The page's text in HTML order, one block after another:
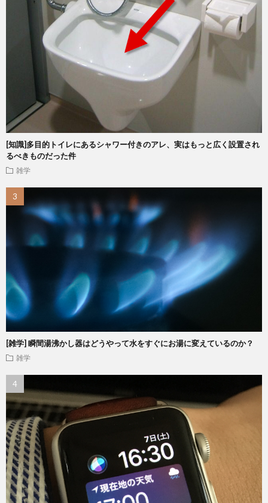
[知識]多目的トイレにあるシャワー付きのアレ、実はもっと広く設置され
るべきものだった件
雑学
[雑学] 瞬間湯沸かし器はどうやって水をすぐにお湯に変えているのか？
雑学